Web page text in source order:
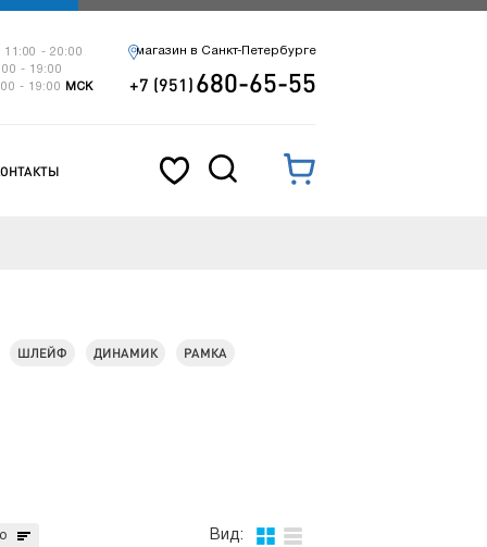
- 20:00
- 19:00
- 19:00
МСК
магазин в Санкт-Петербурге
+7 (951)680-65-55
ШЛЕЙФ ДИНАМИК РАМКА
Вид: